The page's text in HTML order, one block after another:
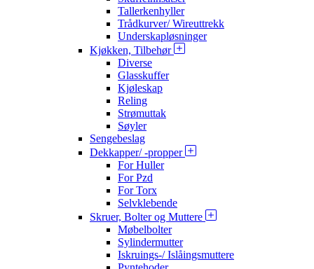
Tallerkenhyller
Trådkurver/ Wireuttrekk
Underskapløsninger
Kjøkken, Tilbehør
Diverse
Glasskuffer
Kjøleskap
Reling
Strømuttak
Søyler
Sengebeslag
Dekkapper/ -propper
For Huller
For Pzd
For Torx
Selvklebende
Skruer, Bolter og Muttere
Møbelbolter
Sylindermutter
Iskruings-/ Islåingsmuttere